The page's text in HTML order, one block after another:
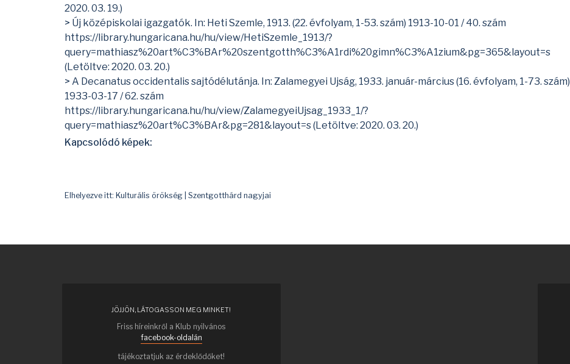
2020. 03. 19.)
> Új középiskolai igazgatók. In: Heti Szemle, 1913. (22. évfolyam, 1-53. szám) 1913-10-01 / 40. szám
https://library.hungaricana.hu/hu/view/HetiSzemle_1913/?
query=mathiasz%20art%C3%BAr%20szentgotth%C3%A1rdi%20gimn%C3%A1zium&pg=365&layout=s
(Letöltve: 2020. 03. 20.)
> A Decanatus occidentalis sajtódélutánja. In: Zalamegyei Ujság, 1933. január-március (16. évfolyam, 1-73. szám)
1933-03-17 / 62. szám
https://library.hungaricana.hu/hu/view/ZalamegyeiUjsag_1933_1/?
query=mathiasz%20art%C3%BAr&pg=281&layout=s(Letöltve: 2020. 03. 20.)
Kapcsolódó képek:
Elhelyezve itt: Kulturális örökség Szentgotthárd nagyjai
JÖJJÖN, LÁTOGASSON MEG MINKET!
Friss híreinkről a Klub nyilvános
facebook-oldalán
tájékoztatjuk az érdeklődőket!